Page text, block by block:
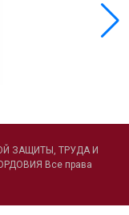
ЗАЩИТЫ, ТРУДА И
Все права